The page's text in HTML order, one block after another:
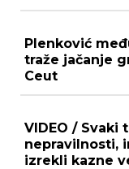
Plenković
traže jačanje
Ceut
VIDEO /
nepravilnosti,
izrekli kazne